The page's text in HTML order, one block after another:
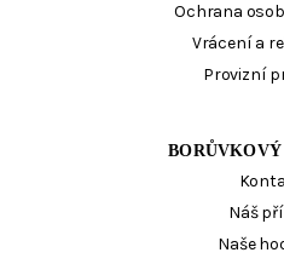
Ochrana
Vrácení a
Provizní
Náš
Naše